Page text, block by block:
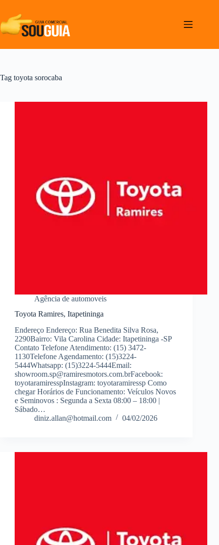
o
conteúdo
Tag toyota sorocaba
Agência de automoveis
Toyota Ramires, Itapetininga
Endereço Endereço: Rua Benedita Silva Rosa,
2290Bairro: Vila Carolina Cidade: Itapetininga -SP
Contato Telefone Atendimento: (15) 3472-
1130Telefone Agendamento: (15)3224-
5444Whatsapp: (15)3224-5444Email:
showroom.sp@ramiresmotors.com.brFacebook:
toyotaramiresspInstagram: toyotaramiressp Como
chegar Horários de Funcionamento: Veículos Novos
e Seminovos : Segunda a Sexta 08:00 – 18:00 |
Sábado…
diniz.allan@hotmail.com
04/02/2026